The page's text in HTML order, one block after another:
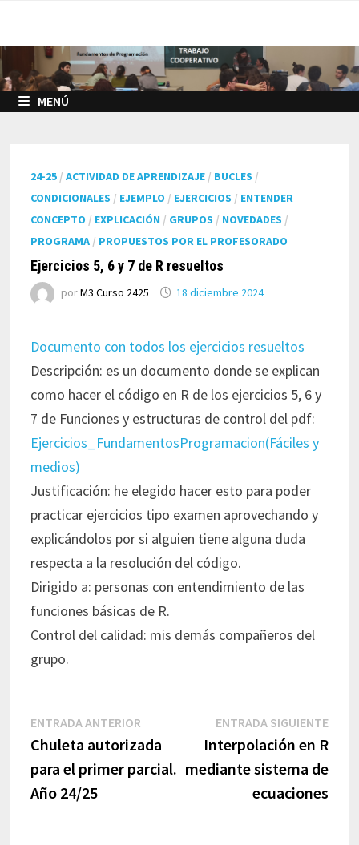
contenido
MENÚ
24-25 /ACTIVIDAD DE APRENDIZAJE / BUCLES /
CONDICIONALES / EJEMPLO / EJERCICIOS / ENTENDER
CONCEPTO / EXPLICACIÓN / GRUPOS / NOVEDADES /
PROGRAMA / PROPUESTOS POR EL PROFESORADO
Ejercicios 5, 6 y 7 de R resueltos
porM3 Curso 2425 18 diciembre 2024
Documento con todos los ejercicios resueltos
Descripción: es un documento donde se explican
como hacer el código en R de los ejercicios 5, 6 y
7 de Funciones y estructuras de control del pdf:
Ejercicios_FundamentosProgramacion(Fáciles y
medios)
Justificación: he elegido hacer esto para poder
practicar ejercicios tipo examen aprovechando y
explicándolos por si alguien tiene alguna duda
respecta a la resolución del código.
Dirigido a: personas con entendimiento de las
funciones básicas de R.
Control del calidad: mis demás compañeros del
grupo.
Navegación
entradas
ENTRADA ANTERIOR
anterior:
Chuleta autorizada
para el primer parcial.
Año 24/25
ENTRADA SIGUIENTE
Interpolación en R
mediante sistema de
ecuaciones